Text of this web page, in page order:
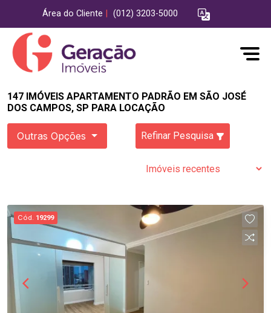
Área do Cliente (012) 3203-5000
147 IMÓVEIS APARTAMENTO PADRÃO EM SÃO JOSÉ
DOS CAMPOS, SP PARA LOCAÇÃO
Outras Opções Refinar Pesquisa
Cód. 19299